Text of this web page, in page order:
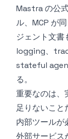
Mastra の公
ル、MCP が
ジェント文
logging、
stateful
る。
重要なのは、
足りないこと
内部ツールが
外部サービス